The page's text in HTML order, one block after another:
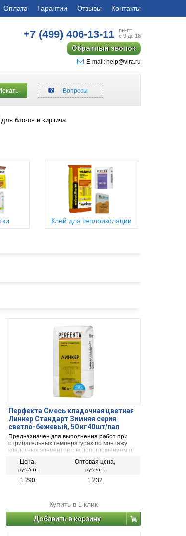
Оплата Гарантии Отзывы Контакты
+7 (499)406-13-11
пн-пт
с 9 до 18
Обратный звонок
E-mail: help@vira.ru
Вопросы
для блоков и кирпича
Клей для теплоизоляции
Перфекта Смесь кладочная цветная
Линкер Стандарт Зимняя серия
светло-бежевый, 50 кг40шт/пал
Предназначен для выполнения работ при
отрицательных температурах по монтажу
кладочных элементов с водопоглощением от
облицовочный керамический кирпич, рядовой
керамический и плотный силикатный кирпич,
кирпичи или блоки из бетона и натурального
Цена,
руб./шт.
Оптовая цена,
руб./шт.
1 290 1 232
Купить в 1 клик
Добавить в корзину